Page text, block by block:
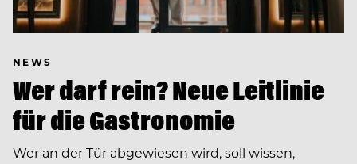
NEWS
Wer darf rein? Neue Leitlinie
für die Gastronomie
Wer an der Tür abgewiesen wird, soll wissen,